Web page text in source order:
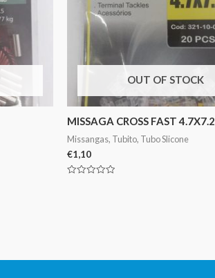
OUT OF STOCK
MISSAGA CROSS FAST 4.7X7.2
Missangas, Tubito, Tubo Slicone
€1,10